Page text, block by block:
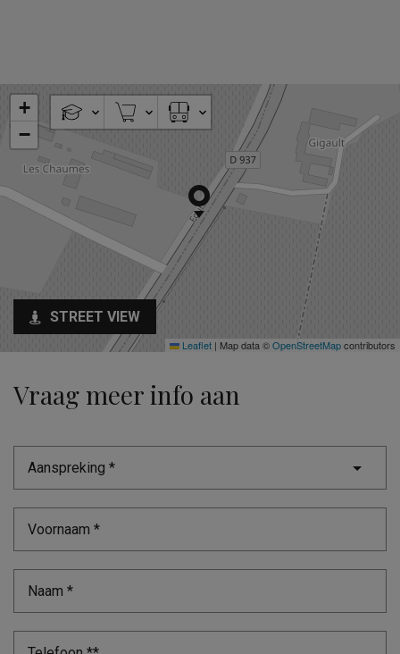
+
−
Leaflet | Map data ©OpenStreetMapcontributors
STREET VIEW
Vraag meer info aan
Aanspreking *